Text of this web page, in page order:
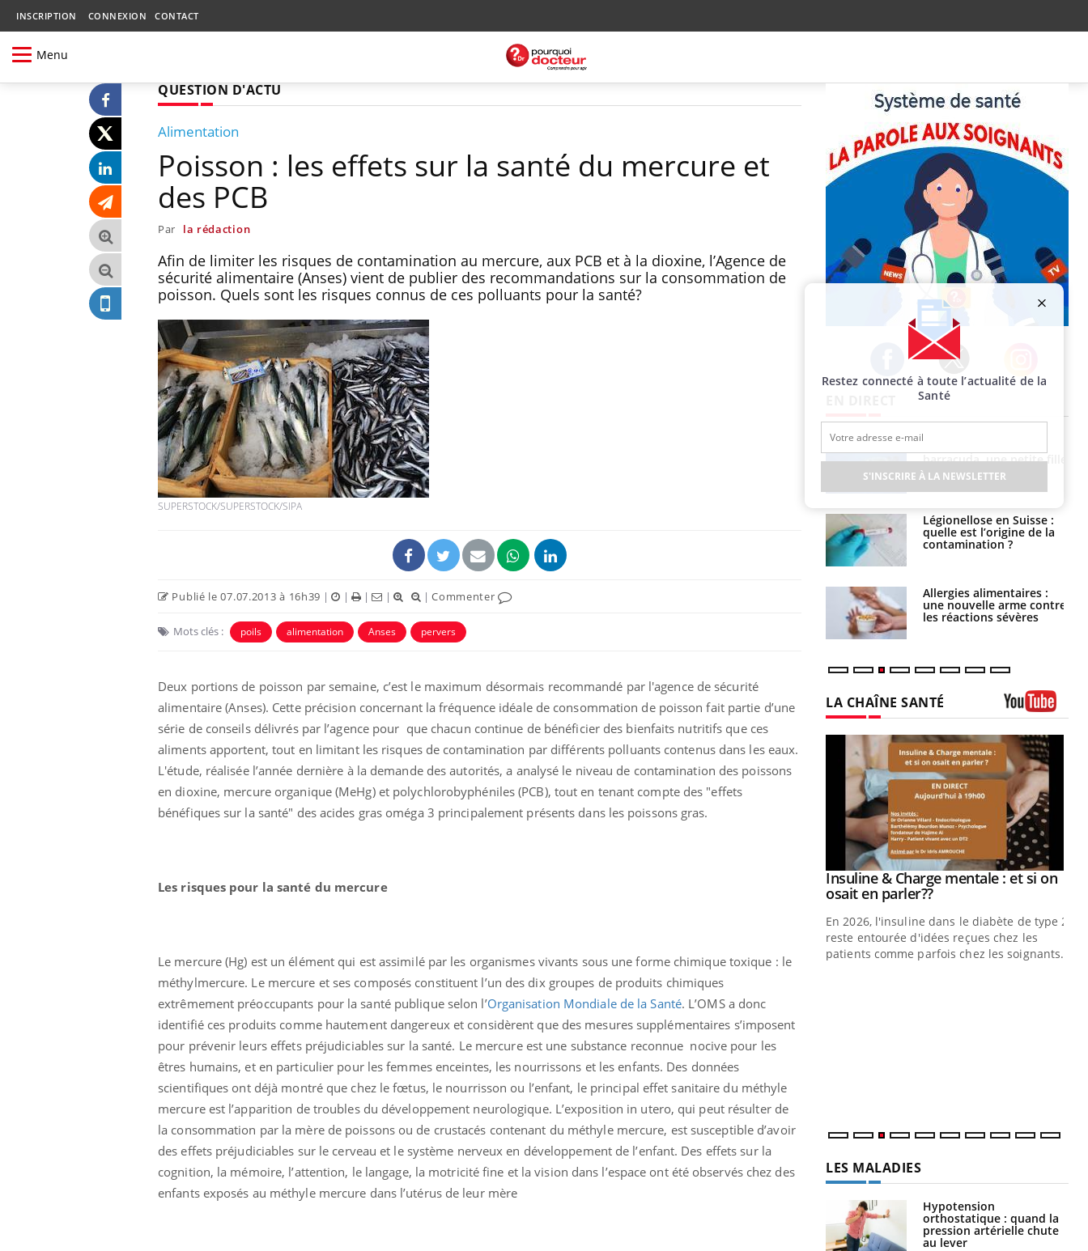
INSCRIPTION CONNEXION CONTACT
Menu
QUESTION D'ACTU
Alimentation
Poisson : les effets sur la santé du mercure et
des PCB
Par la rédaction
Afin de limiter les risques de contamination au mercure, aux PCB et à la dioxine, l’Agence de
sécurité alimentaire (Anses) vient de publier des recommandations sur la consommation de
poisson. Quels sont les risques connus de ces polluants pour la santé?
SUPERSTOCK/SUPERSTOCK/SIPA
Publié le 07.07.2013 à 16h39 | | | | |Commenter
Mots clés : poils alimentation Anses pervers
Deux portions de poisson par semaine, c’est le maximum désormais recommandé par l'agence de sécurité
alimentaire (Anses). Cette précision concernant la fréquence idéale de consommation de poisson fait partie d’une
série de conseils délivrés par l’agence pour que chacun continue de bénéficier des bienfaits nutritifs que ces
aliments apportent, tout en limitant les risques de contamination par différents polluants contenus dans les eaux.
L'étude, réalisée l’année dernière à la demande des autorités, a analysé le niveau de contamination des poissons
en dioxine, mercure organique (MeHg) et polychlorobyphéniles (PCB), tout en tenant compte des "effets
bénéfiques sur la santé" des acides gras oméga 3 principalement présents dans les poissons gras.
Les risques pour la santé du mercure
Le mercure (Hg) est un élément qui est assimilé par les organismes vivants sous une forme chimique toxique : le
méthylmercure. Le mercure et ses composés constituent l’un des dix groupes de produits chimiques
extrêmement préoccupants pour la santé publique selon l’Organisation Mondiale de la Santé. L’OMS a donc
identifié ces produits comme hautement dangereux et considèrent que des mesures supplémentaires s’imposent
pour prévenir leurs effets préjudiciables sur la santé. Le mercure est une substance reconnue nocive pour les
êtres humains, et en particulier pour les femmes enceintes, les nourrissons et les enfants. Des données
scientifiques ont déjà montré que chez le fœtus, le nourrisson ou l’enfant, le principal effet sanitaire du méthyle
mercure est l’apparition de troubles du développement neurologique. L’exposition in utero, qui peut résulter de
la consommation par la mère de poissons ou de crustacés contenant du méthyle mercure, est susceptible d’avoir
des effets préjudiciables sur le cerveau et le système nerveux en développement de l’enfant. Des effets sur la
cognition, la mémoire, l’attention, le langage, la motricité fine et la vision dans l’espace ont été observés chez des
enfants exposés au méthyle mercure dans l’utérus de leur mère
Facebook Twitter Instagram
cancer ?
Pourquoi manger moins
de protéines pourrait
barracuda, une petite fille
secourue grâce à un
réflexe essentiel
Légionellose en Suisse :
quelle est l’origine de la
contamination ?
Allergies alimentaires :
une nouvelle arme contre
les réactions sévères
LA CHAÎNE SANTÉ
expliquer ma maladie
questions sur la maladie d'un proche c'est
montrer ...
carence en fer sont multiples ce qui la rend
...
Youtube
Insuline & Charge mentale : et si on
osait en parler??Youtube
En 2026, l'insuline dans le diabète de type 2
reste entourée d'idées reçues chez les
patients comme parfois chez les soignants.
LES MALADIES
Hypotension
orthostatique : quand la
pression artérielle chute
au lever
Restez connecté à toute l’actualité de la
Santé
S'INSCRIRE À LA NEWSLETTER